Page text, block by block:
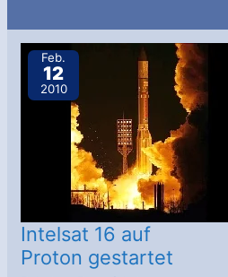
Feb.
12
2010
Intelsat 16 auf
Proton gestartet